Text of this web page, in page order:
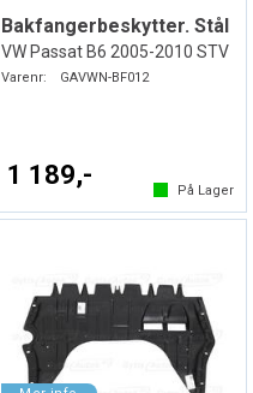
Bakfangerbeskytter. Stål
VW Passat B6 2005-2010 STV
Varenr: GAVWN-BF012
1 189,-
På Lager